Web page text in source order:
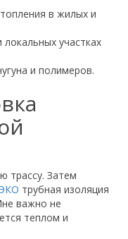
в жилых и
участках
и полимеров.
трассу. Затем
трубная изоляция
важно не
теплом и